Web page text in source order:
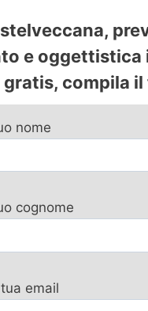
e
compila
nome
cognome
email